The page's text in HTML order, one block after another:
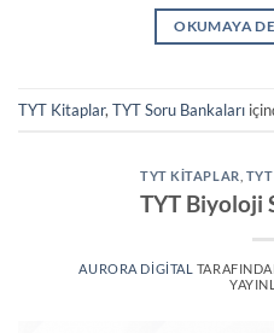
OKUMAYA
TYT Kitaplar, TYT Soru Bankaları
TYT KITAPLAR
TYT Biyoloji
AURORA DIGITAL